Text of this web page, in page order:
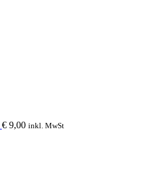
€ 9,00 inkl. MwSt